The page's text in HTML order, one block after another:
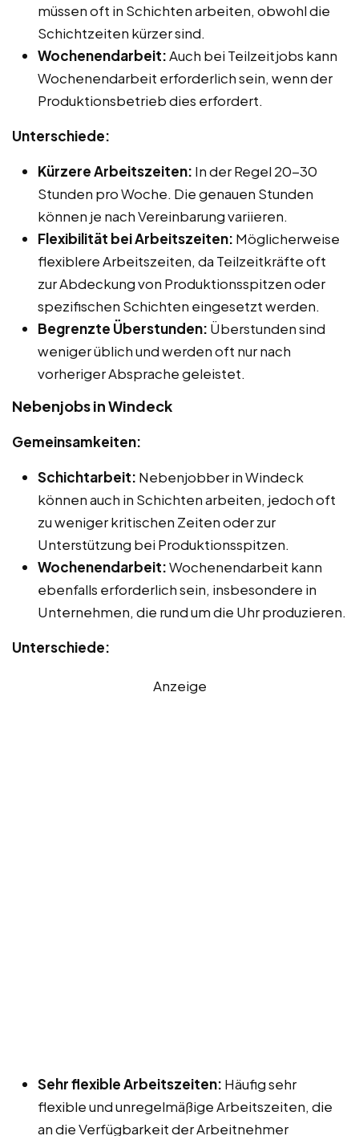
müssen oft in Schichten arbeiten, obwohl die
Schichtzeiten kürzer sind.
Wochenendarbeit:Auch bei Teilzeitjobs kann
Wochenendarbeit erforderlich sein, wenn der
Produktionsbetrieb dies erfordert.
Unterschiede:
Kürzere Arbeitszeiten: In der Regel 20-30
Stunden pro Woche. Die genauen Stunden
können je nach Vereinbarung variieren.
Flexibilität bei Arbeitszeiten: Möglicherweise
flexiblere Arbeitszeiten, da Teilzeitkräfte oft
zur Abdeckung von Produktionsspitzen oder
spezifischen Schichten eingesetzt werden.
Begrenzte Überstunden: Überstunden sind
weniger üblich und werden oft nur nach
vorheriger Absprache geleistet.
Nebenjobs in Windeck
Gemeinsamkeiten:
Schichtarbeit: Nebenjobber in Windeck
können auch in Schichten arbeiten, jedoch oft
zu weniger kritischen Zeiten oder zur
Unterstützung bei Produktionsspitzen.
Wochenendarbeit:Wochenendarbeit kann
ebenfalls erforderlich sein, insbesondere in
Unternehmen, die rund um die Uhr produzieren.
Unterschiede:
Anzeige
Sehr flexible Arbeitszeiten: Häufig sehr
flexible und unregelmäßige Arbeitszeiten, die
an die Verfügbarkeit der Arbeitnehmer